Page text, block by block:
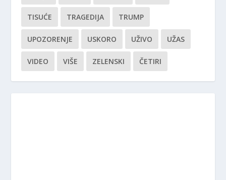
TISUĆE TRAGEDIJA TRUMP
UPOZORENJE USKORO UŽIVO UŽAS
VIDEO VIŠE ZELENSKI ČETIRI